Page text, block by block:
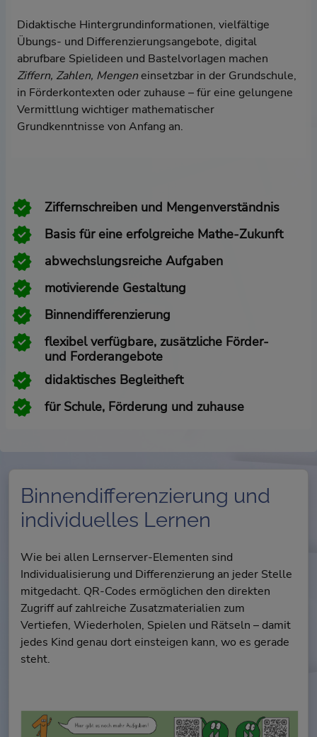
Didaktische Hintergrundinformationen, vielfältige
Übungs- und Differenzierungsangebote, digital
abrufbare Spielideen und Bastelvorlagen machen
Ziffern, Zahlen, Mengeneinsetzbar in der Grundschule,
in Förderkontexten oder zuhause – für eine gelungene
Vermittlung wichtiger mathematischer
Grundkenntnisse von Anfang an.
Ziffernschreiben und Mengenverständnis
Basis für eine erfolgreiche Mathe-Zukunft
abwechslungsreiche Aufgaben
motivierende Gestaltung
Binnendifferenzierung
flexibel verfügbare, zusätzliche Förder-
und Forderangebote
didaktisches Begleitheft
für Schule, Förderung und zuhause
Binnendifferenzierung und
individuelles Lernen
Wie bei allen Lernserver-Elementen sind
Individualisierung und Differenzierung an jeder Stelle
mitgedacht. QR-Codes ermöglichen den direkten
Zugriff auf zahlreiche Zusatzmaterialien zum
Vertiefen, Wiederholen, Spielen und Rätseln – damit
jedes Kind genau dort einsteigen kann, wo es gerade
steht.